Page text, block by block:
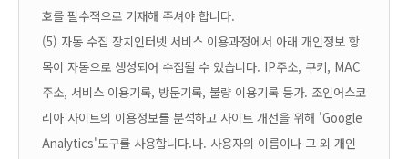
호를 필수적으로 기재해 주셔야 합니다.
(5) 자동 수집 장치인터넷 서비스 이용과정에서 아래 개인정보 항
목이 자동으로 생성되어 수집될 수 있습니다. IP주소, 쿠키, MAC
주소, 서비스 이용기록, 방문기록, 불량 이용기록 등가. 조인어스코
리아 사이트의 이용정보를 분석하고 사이트 개선을 위해 'Google
Analytics'도구를 사용합니다.나. 사용자의 이름이나 그 외 개인